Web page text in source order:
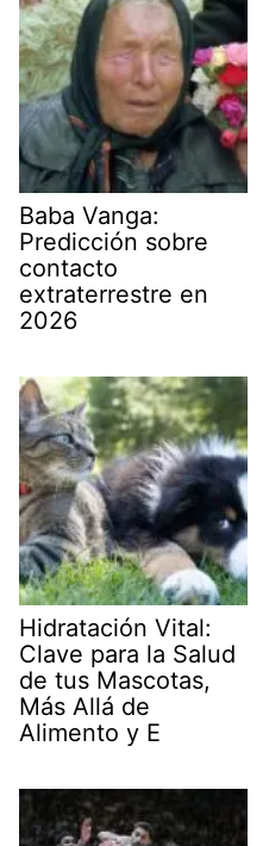
Baba Vanga:
Predicción sobre
contacto
extraterrestre en
2026
Hidratación Vital:
Clave para la Salud
de tus Mascotas,
Más Allá de
Alimento y E